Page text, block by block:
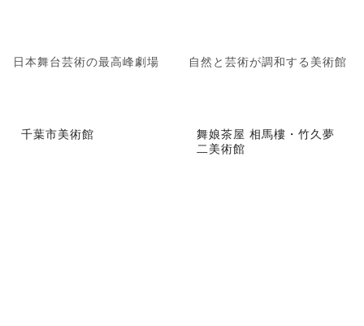
日本舞台芸術の最高峰劇場 自然と芸術が調和する美術館
千葉市美術館
舞娘茶屋 相馬樓・竹久夢
二美術館